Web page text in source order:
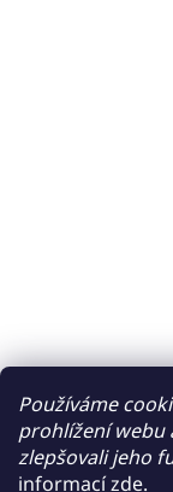
Používáme
prohlížení webu
zlepšovali jeho
informacízde.